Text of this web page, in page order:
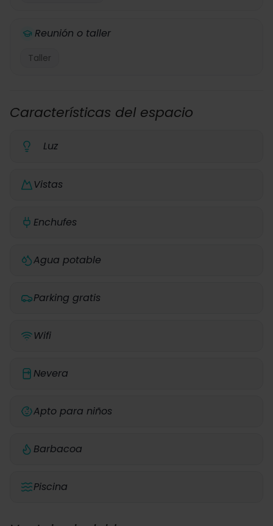
Reunión o taller
Taller
Características del espacio
Luz
Vistas
Enchufes
Agua potable
Parking gratis
Wifi
Nevera
Apto para niños
Barbacoa
Piscina